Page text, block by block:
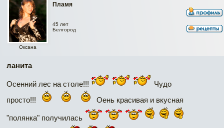
Пламя
Оксана
45 лет
Белгород
ланита
Осенний лес на столе!!!
Чудо
просто!!!
Оень красивая и вкусная
"полянка" получилась